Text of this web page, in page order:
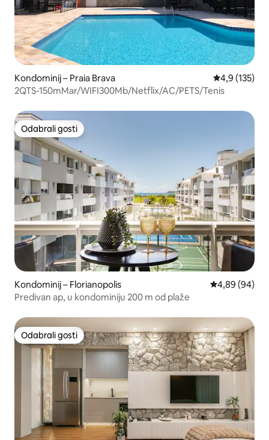
Kondominij – Praia Brava Prosječna
4,9 (135)
2QTS-150mMar/WIFI300Mb/Netflix/AC/PETS/Tenis
Odabrali gosti
Odabrali gosti
Kondominij – Florianopolis Prosječna
4,89 (94)
Predivan ap, u kondominiju 200 m od plaže
Odabrali gosti
Odabrali gosti